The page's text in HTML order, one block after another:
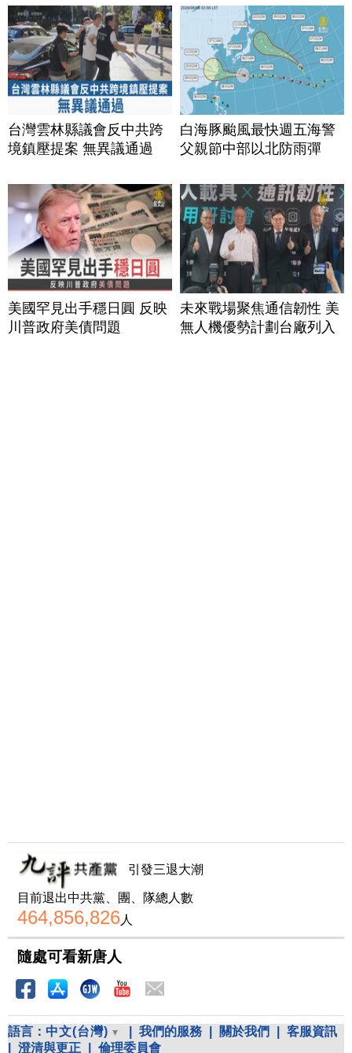
台灣雲林縣議會反中共跨
境鎮壓提案 無異議通過
白海豚颱風最快週五海警
父親節中部以北防雨彈
美國罕見出手穩日圓 反映
川普政府美債問題
未來戰場聚焦通信韌性 美
無人機優勢計劃台廠列入
引發三退大潮
目前退出中共黨、團、隊總人數
464,856,826人
隨處可看新唐人
語言： 中文(台灣) 我們的服務 關於我們
客服資訊
澄清與更正 倫理委員會